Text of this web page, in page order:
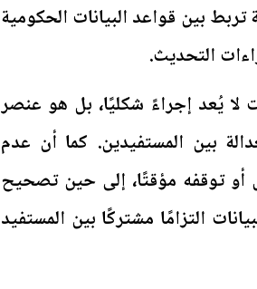
بين قواعد البيانات الحكومية
التحديث.
لا يُعد إجراءً شكليًا، بل هو عنصر
بين المستفيدين. كما أن عدم
أو توقفه مؤقتًا، إلى حين تصحيح
التزامًا مشتركًا بين المستفيد